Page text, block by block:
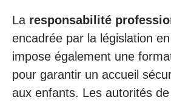
La responsabilité
encadrée par la législation
impose également une
pour garantir un accueil
aux enfants. Les autorités